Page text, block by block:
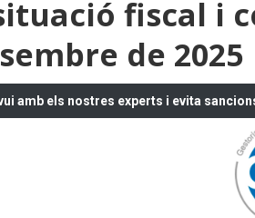
fiscal i
de 2025
amb els nostres experts i evita